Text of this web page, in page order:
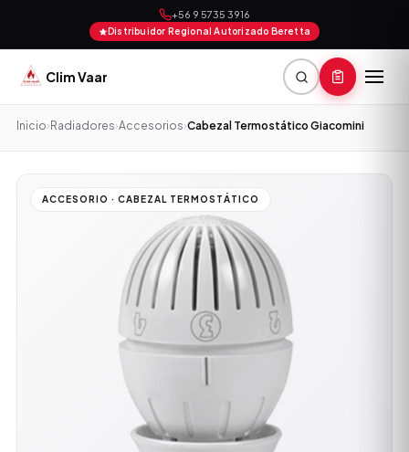
+56 9 5735 3916
Distribuidor Regional Autorizado Beretta
Clim Vaar
Inicio› Radiadores›Accesorios›Cabezal Termostático Giacomini
ACCESORIO · CABEZAL TERMOSTÁTICO